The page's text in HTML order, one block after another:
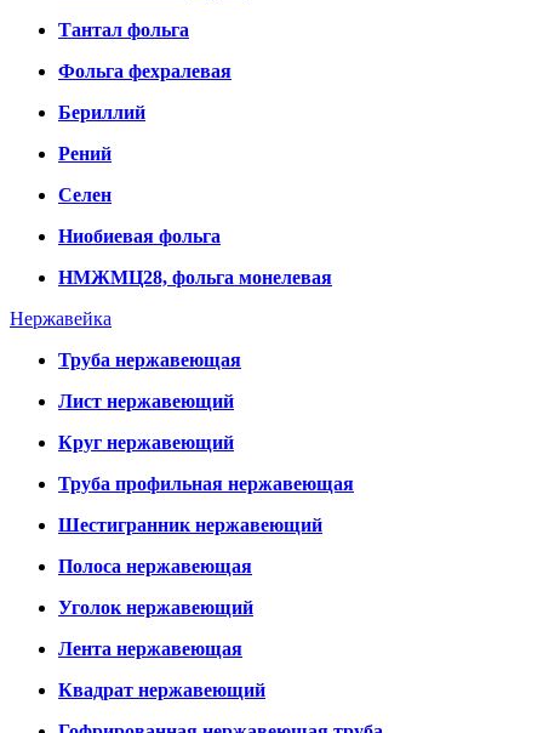
Тантал фольга
Фольга фехралевая
Бериллий
Рений
Селен
Ниобиевая фольга
НМЖМЦ28, фольга монелевая
Нержавейка
Труба нержавеющая
Лист нержавеющий
Круг нержавеющий
Труба профильная нержавеющая
Шестигранник нержавеющий
Полоса нержавеющая
Уголок нержавеющий
Лента нержавеющая
Квадрат нержавеющий